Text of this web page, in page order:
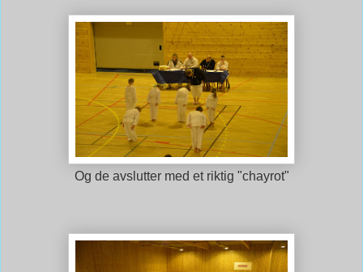
Og de avslutter med et riktig "chayrot"